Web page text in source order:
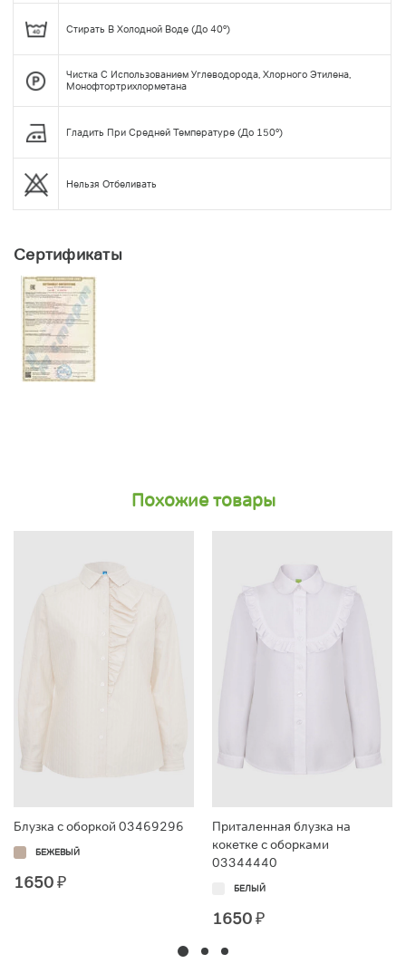
Стирать В Холодной Воде (до 40°)
Чистка С Использованием Углеводорода, Хлорного Этилена,
Монофтортрихлорметана
Гладить При Средней Температуре (до 150°)
Нельзя Отбеливать
Сертификаты
Похожие товары
Блузка с оборкой 03469296
БЕЖЕВЫЙ
1650₽
Приталенная блузка на
кокетке с оборками
03344440
БЕЛЫЙ
1650₽